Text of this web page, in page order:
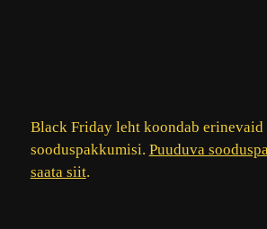
Black Friday leht koondab erinevaid
sooduspakkumisi. Puuduva
saata siit.